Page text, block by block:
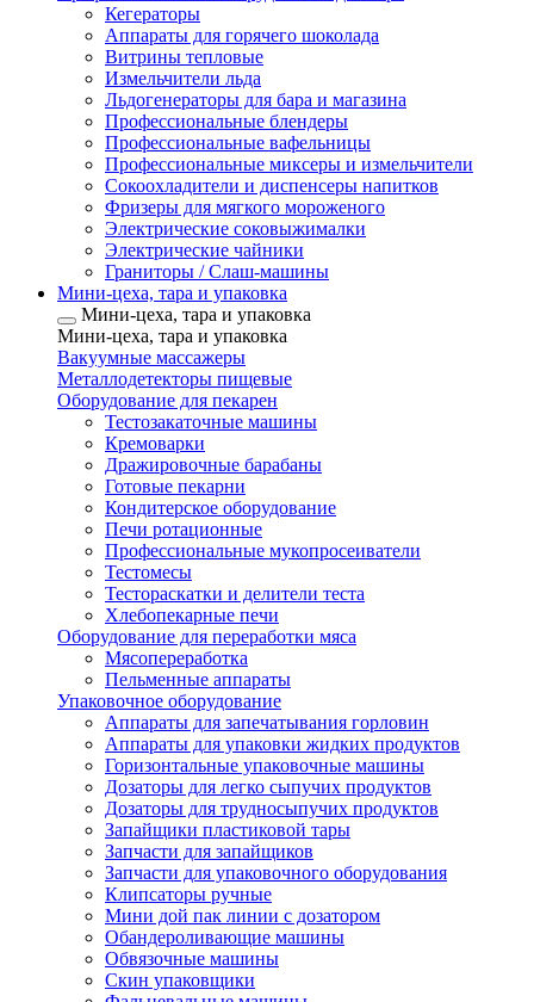
Кегераторы
Аппараты для горячего шоколада
Витрины тепловые
Измельчители льда
Льдогенераторы для бара и магазина
Профессиональные блендеры
Профессиональные вафельницы
Профессиональные миксеры и измельчители
Сокоохладители и диспенсеры напитков
Фризеры для мягкого мороженого
Электрические соковыжималки
Электрические чайники
Граниторы / Слаш-машины
Мини-цеха, тара и упаковка
Мини-цеха, тара и упаковка
Мини-цеха, тара и упаковка
Вакуумные массажеры
Металлодетекторы пищевые
Оборудование для пекарен
Тестозакаточные машины
Кремоварки
Дражировочные барабаны
Готовые пекарни
Кондитерское оборудование
Печи ротационные
Профессиональные мукопросеиватели
Тестомесы
Тестораскатки и делители теста
Хлебопекарные печи
Оборудование для переработки мяса
Мясопереработка
Пельменные аппараты
Упаковочное оборудование
Аппараты для запечатывания горловин
Аппараты для упаковки жидких продуктов
Горизонтальные упаковочные машины
Дозаторы для легко сыпучих продуктов
Дозаторы для трудносыпучих продуктов
Запайщики пластиковой тары
Запчасти для запайщиков
Запчасти для упаковочного оборудования
Клипсаторы ручные
Мини дой пак линии с дозатором
Обандероливающие машины
Обвязочные машины
Скин упаковщики